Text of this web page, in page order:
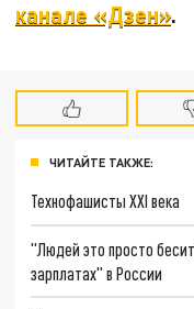
канале «Дзен».
ЧИТАЙТЕ ТАКЖЕ:
Технофашисты XXI века
"Людей это просто
зарплатах" в России